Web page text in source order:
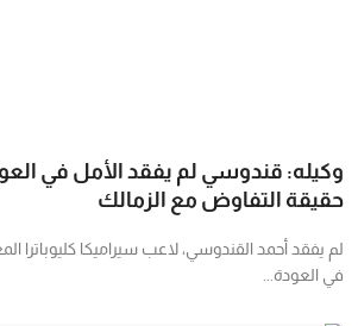
وكيله: قندوسي لم يفقد الأمل في
حقيقة التفاوض مع الزمالك
لم يفقد أحمد القندوسي، لاعب سيراميكا كليوباترا
في العودة...